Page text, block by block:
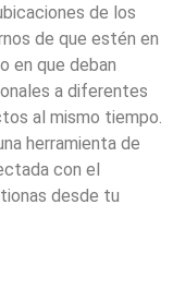
de los
de que estén en
en que deban
a diferentes
al mismo tiempo.
herramienta de
con el
desde tu